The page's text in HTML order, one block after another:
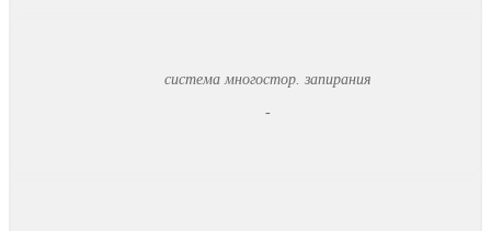
система многостор. запирания
-